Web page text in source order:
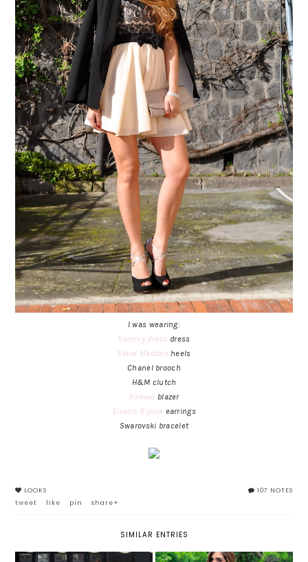
I was wearing:
Sammy dress dress
Steve Madden heels
Chanel brooch
H&M clutch
Romwe blazer
Bioetic Bijoux earrings
Swarovski bracelet
107 NOTES
LOOKS
tweet
like pin share+
SIMILAR ENTRIES